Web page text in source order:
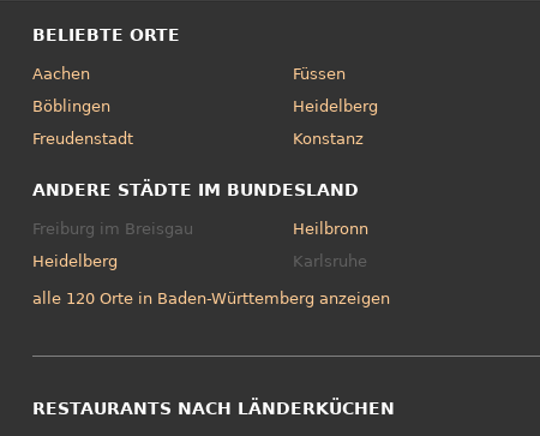
BELIEBTE ORTE
Aachen
Böblingen
Freudenstadt
Füssen
Heidelberg
Konstanz
ANDERE STÄDTE IM BUNDESLAND
Freiburg im Breisgau
Heidelberg
Heilbronn
Karlsruhe
alle 120 Orte in Baden-Württemberg anzeigen
RESTAURANTS NACH LÄNDERKÜCHEN